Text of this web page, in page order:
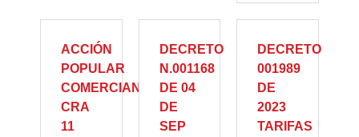
ACCIÓN
POPULAR
COMERCIANTES
CRA
11
DECRETO
N.001168
DE 04
DE
SEP
DECRETO
001989
DE
2023
TARIFAS